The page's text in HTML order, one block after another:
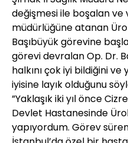
değişmesi ile boşalan
müdürlüğüne atanan
Başıbüyük görevine
görevi devralan Op. Dr.
halkını çok iyi bildiğini
iyisine layık olduğunu
”Yaklaşık iki yıl önce
Devlet Hastanesinde
yapıyordum. Görev